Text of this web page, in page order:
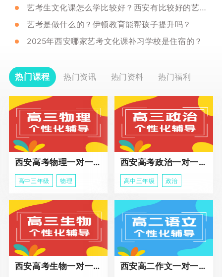
艺考生文化课怎么学比较好？西安有比较好的艺考文化课辅导班吗？
艺考是做什么的？伊顿教育能帮孩子提升吗？
2025年西安哪家艺考文化课补习学校是住宿的？
热门课程 热门资讯 热门资料 热门福利
西安高考物理一对一辅导课程
高中三年级 物理
西安高考政治一对一辅导课程
高中三年级 政治
西安高考生物一对一辅导 西安高二作文一对一辅导课程